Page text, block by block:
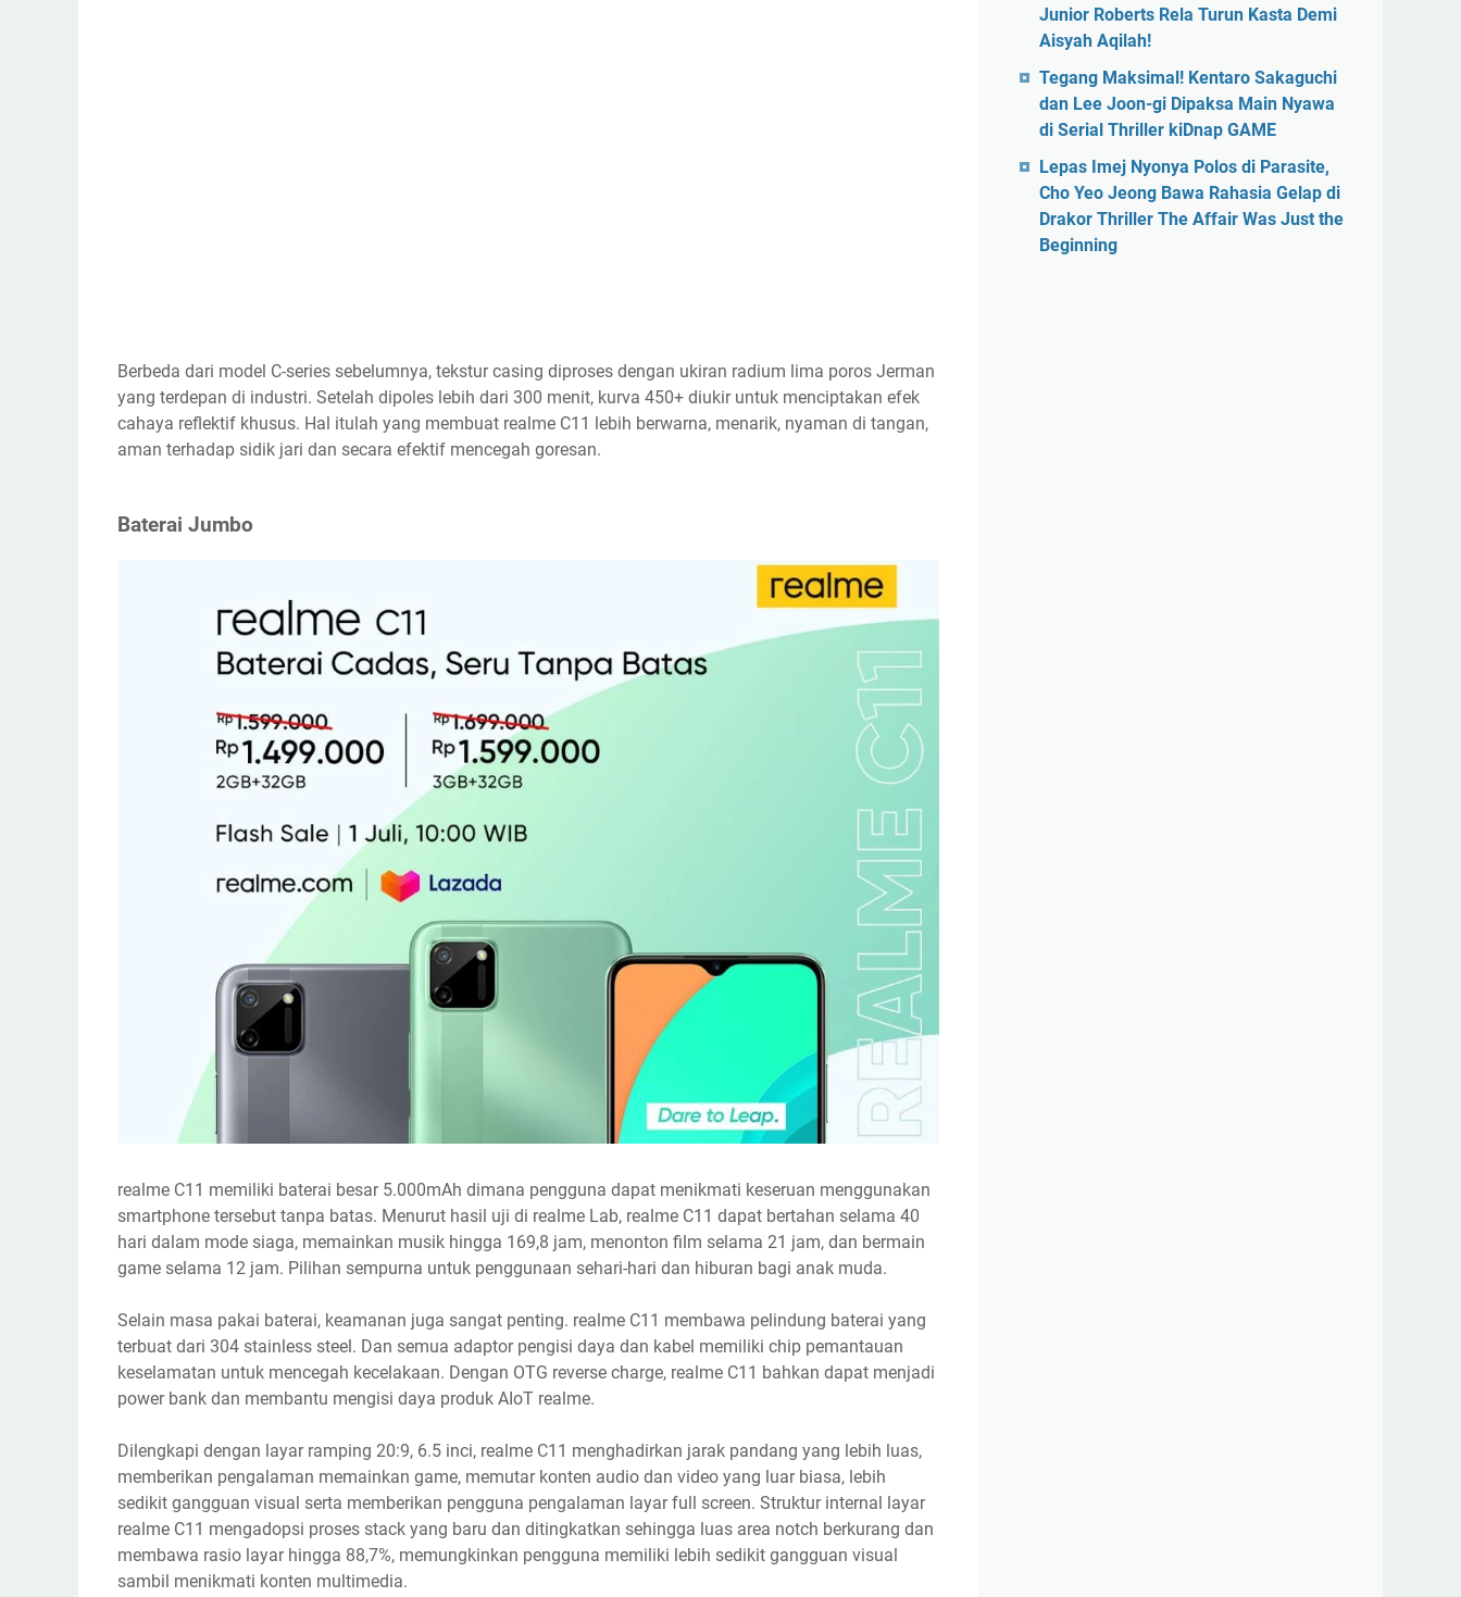
Berbeda dari model C-series sebelumnya, tekstur casing diproses dengan ukiran radium lima poros Jerman
yang terdepan di industri. Setelah dipoles lebih dari 300 menit, kurva 450+ diukir untuk menciptakan efek
cahaya reflektif khusus. Hal itulah yang membuat realme C11 lebih berwarna, menarik, nyaman di tangan,
aman terhadap sidik jari dan secara efektif mencegah goresan.
Baterai Jumbo
realme C11 memiliki baterai besar 5.000mAh dimana pengguna dapat menikmati keseruan menggunakan
smartphone tersebut tanpa batas. Menurut hasil uji di realme Lab, realme C11 dapat bertahan selama 40
hari dalam mode siaga, memainkan musik hingga 169,8 jam, menonton film selama 21 jam, dan bermain
game selama 12 jam. Pilihan sempurna untuk penggunaan sehari-hari dan hiburan bagi anak muda.
Selain masa pakai baterai, keamanan juga sangat penting. realme C11 membawa pelindung baterai yang
terbuat dari 304 stainless steel. Dan semua adaptor pengisi daya dan kabel memiliki chip pemantauan
keselamatan untuk mencegah kecelakaan. Dengan OTG reverse charge, realme C11 bahkan dapat menjadi
power bank dan membantu mengisi daya produk AIoT realme.
Dilengkapi dengan layar ramping 20:9, 6.5 inci, realme C11 menghadirkan jarak pandang yang lebih luas,
memberikan pengalaman memainkan game, memutar konten audio dan video yang luar biasa, lebih
sedikit gangguan visual serta memberikan pengguna pengalaman layar full screen. Struktur internal layar
realme C11 mengadopsi proses stack yang baru dan ditingkatkan sehingga luas area notch berkurang dan
membawa rasio layar hingga 88,7%, memungkinkan pengguna memiliki lebih sedikit gangguan visual
sambil menikmati konten multimedia.
Junior Roberts Rela Turun Kasta Demi
Aisyah Aqilah!
Tegang Maksimal! Kentaro Sakaguchi
dan Lee Joon-gi Dipaksa Main Nyawa
di Serial Thriller kiDnap GAME
Lepas Imej Nyonya Polos di Parasite,
Cho Yeo Jeong Bawa Rahasia Gelap di
Drakor Thriller The Affair Was Just the
Beginning